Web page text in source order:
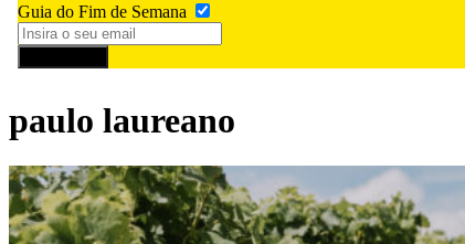
Guia do Fim de Semana
paulo laureano